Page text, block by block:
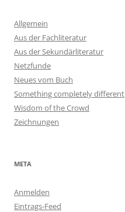
Allgemein
Aus der Fachliteratur
Aus der Sekundärliteratur
Netzfunde
Neues vom Buch
Something completely different
Wisdom of the Crowd
Zeichnungen
META
Anmelden
Eintrags-Feed